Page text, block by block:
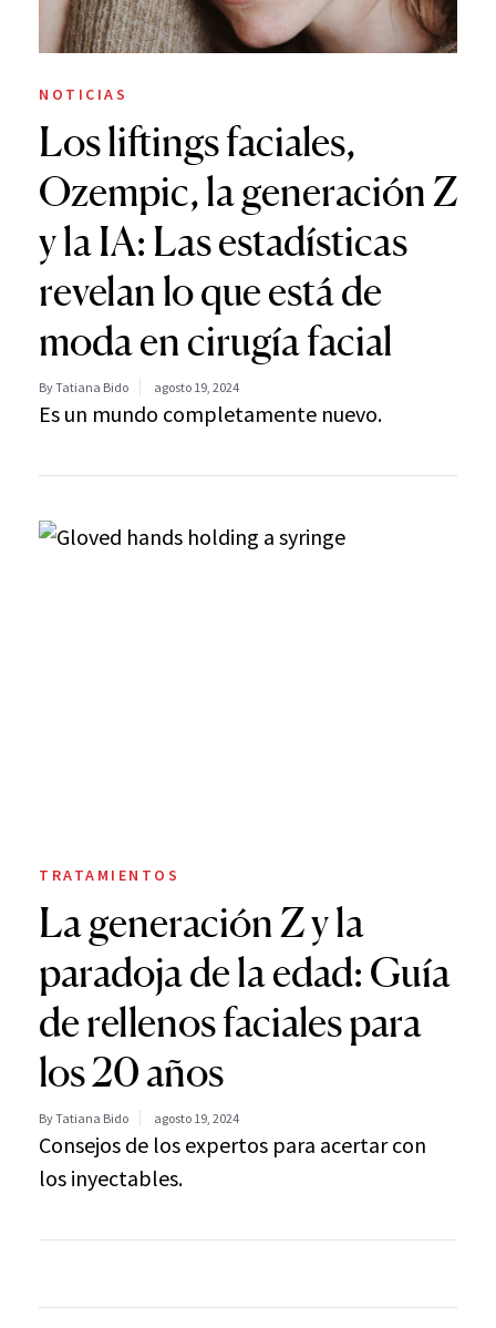
NOTICIAS
Los liftings faciales,
Ozempic, la generación Z
y la IA: Las estadísticas
revelan lo que está de
moda en cirugía facial
By Tatiana Bido agosto 19, 2024
Es un mundo completamente nuevo.
TRATAMIENTOS
La generación Z y la
paradoja de la edad: Guía
de rellenos faciales para
los 20 años
By Tatiana Bido agosto 19, 2024
Consejos de los expertos para acertar con
los inyectables.